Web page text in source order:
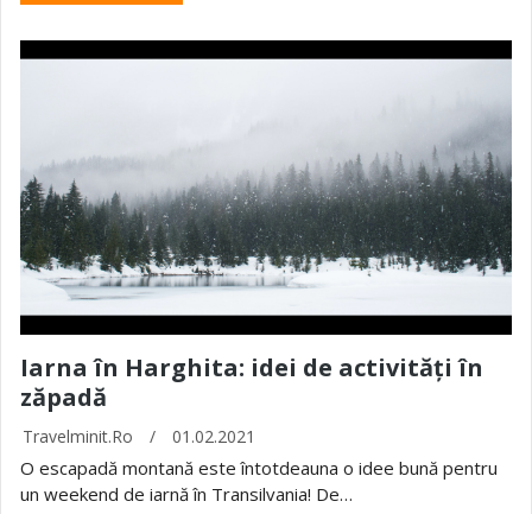
Iarna în Harghita: idei de activități în
zăpadă
Travelminit.ro / 01.02.2021
O escapadă montană este întotdeauna o idee bună pentru
un weekend de iarnă în Transilvania! De…